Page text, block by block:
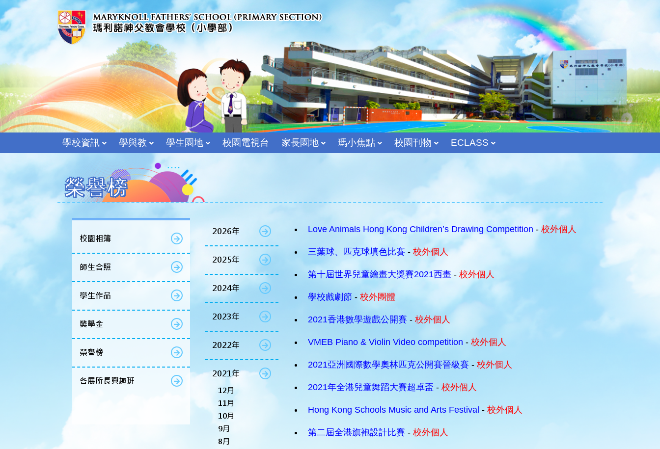
學校資訊 學與教 學生園地 校園電視台 家長園地 瑪小焦點 校園刊物 ECLASS
榮譽榜
校園相簿
師生合照
學生作品
獎學金
榮譽榜
各展所長興趣班
2026年
2025年
2024年
2023年
2022年
2021年
12月
11月
10月
9月
8月
Love Animals Hong Kong Children’s Drawing Competition - 校外個人
三葉球、匹克球填色比賽 - 校外個人
第十屆世界兒童繪畫大獎賽2021西畫 - 校外個人
學校戲劇節 - 校外團體
2021香港數學遊戲公開賽 - 校外個人
VMEB Piano & Violin Video competition - 校外個人
2021亞洲國際數學奧林匹克公開賽晉級賽 - 校外個人
2021年全港兒童舞蹈大賽超卓盃 - 校外個人
Hong Kong Schools Music and Arts Festival - 校外個人
第二屆全港旗袍設計比賽 - 校外個人